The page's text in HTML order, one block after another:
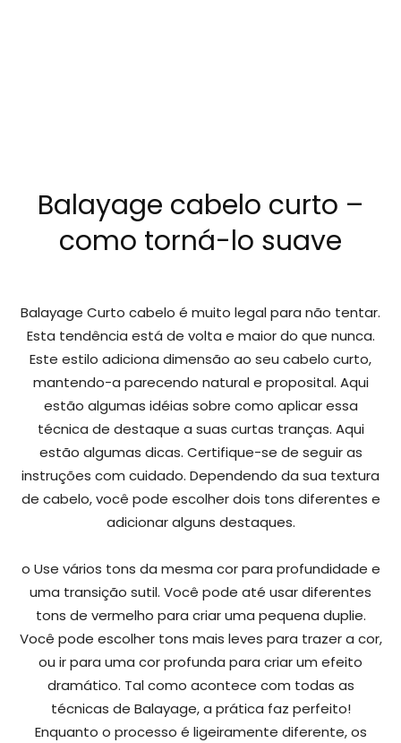
Balayage cabelo curto –
como torná-lo suave
Balayage Curto cabelo é muito legal para não tentar.
Esta tendência está de volta e maior do que nunca.
Este estilo adiciona dimensão ao seu cabelo curto,
mantendo-a parecendo natural e proposital. Aqui
estão algumas idéias sobre como aplicar essa
técnica de destaque a suas curtas tranças. Aqui
estão algumas dicas. Certifique-se de seguir as
instruções com cuidado. Dependendo da sua textura
de cabelo, você pode escolher dois tons diferentes e
adicionar alguns destaques.
o Use vários tons da mesma cor para profundidade e
uma transição sutil. Você pode até usar diferentes
tons de vermelho para criar uma pequena duplie.
Você pode escolher tons mais leves para trazer a cor,
ou ir para uma cor profunda para criar um efeito
dramático. Tal como acontece com todas as
técnicas de Balayage, a prática faz perfeito!
Enquanto o processo é ligeiramente diferente, os